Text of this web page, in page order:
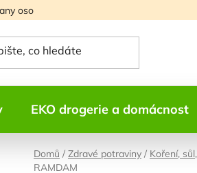
osobních údajů
EKO drogerie a domácnost
Domů / Zdravé potraviny / Koření,
RAMDAM